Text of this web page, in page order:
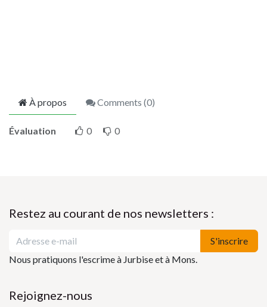
À propos Comments (0)
Évaluation 0 0
Restez au courant de nos newsletters :
S'inscrire
Nous pratiquons l'escrime à Jurbise et à Mons.
Rejoignez-nous